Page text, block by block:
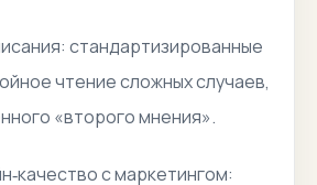
стандартизированные
чтение сложных случаев,
«второго мнения».
с маркетингом: